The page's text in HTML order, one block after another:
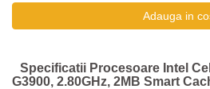
Specificatii Procesoare Intel
G3900, 2.80GHz, 2MB Smart